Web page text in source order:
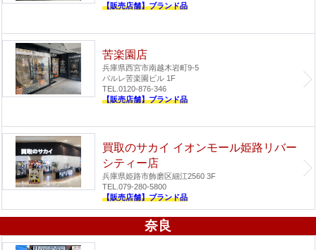
【販売店舗】ブランド品
苦楽園店
兵庫県西宮市南越木岩町9-5
パルレ苦楽園ビル 1F
TEL.0120-876-346
【販売店舗】ブランド品
買取のサカイ イオンモール姫路リバー
シティー店
兵庫県姫路市飾磨区細江2560 3F
TEL.079-280-5800
【販売店舗】ブランド品
奈良